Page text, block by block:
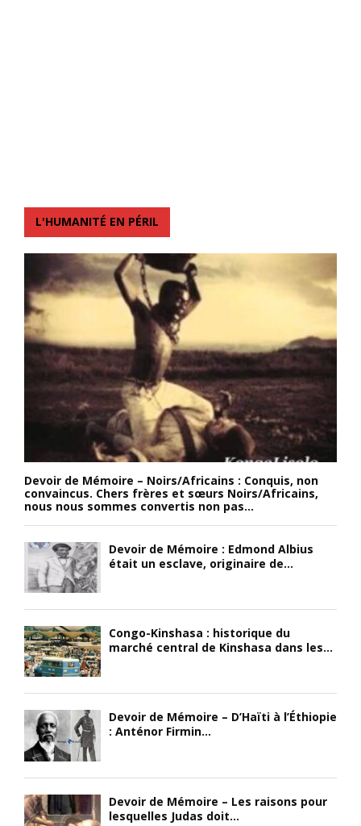
L'HUMANITÉ EN PÉRIL
Devoir de Mémoire – Noirs/Africains : Conquis, non
convaincus. Chers frères et sœurs Noirs/Africains,
nous nous sommes convertis non pas...
Devoir de Mémoire : Edmond Albius
était un esclave, originaire de...
Congo-Kinshasa : historique du
marché central de Kinshasa dans les...
Devoir de Mémoire – D’Haïti à l’Éthiopie
: Anténor Firmin...
Devoir de Mémoire – Les raisons pour
lesquelles Judas doit...